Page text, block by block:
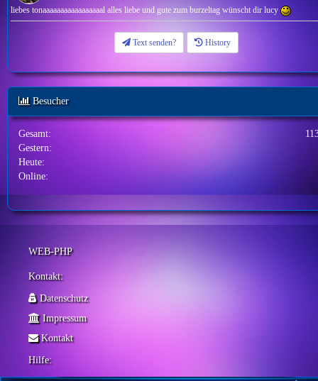
liebes tonaaaaaaaaaaaaaaaaal alles liebe und gute zum burzeltag wünscht dir lucy
Text senden? History
Besucher
Gesamt:
Gestern:
Heute:
Online:
WEB-PHP
Kontakt:
Datenschutz
Impressum
Kontakt
Hilfe: